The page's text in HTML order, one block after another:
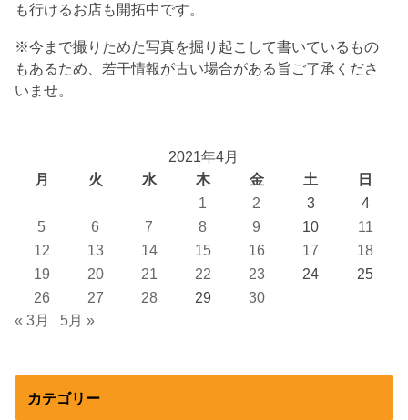
も行けるお店も開拓中です。
※今まで撮りためた写真を掘り起こして書いているもの
もあるため、若干情報が古い場合がある旨ご了承くださ
いませ。
2021年4月
月
火 水 木 金 土
日
1
2 3
4
5
6 7 8 9 10
11
12
13 14 15 16 17
18
19
20 21 22 23 24
25
26
27 28 29
30
« 3月
5月 »
カテゴリー